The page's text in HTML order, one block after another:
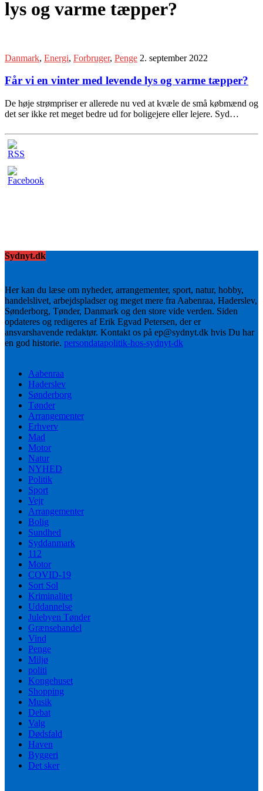
lys og varme tæpper?
Danmark, Energi, Forbruger, Penge 2. september 2022
Får vi en vinter med levende lys og varme tæpper?
De høje strømpriser er allerede nu ved at kvæle de små købmænd og
det ser ikke ret meget bedre ud for boligejere eller lejere. Syd…
Sydnyt.dk
Her kan du læse om nyheder, arrangementer, sport, natur, hobby,
handelslivet, arbejdspladser og meget mere fra Aabenraa, Haderslev,
Sønderborg, Tønder, Danmark og den store vide verden. Siden
opdateres og redigeres af Erik Egvad Petersen, der er
ansvarshavende redaktør. Kontakt os på ep@sydnyt.dk hvis Du har
en god historie. persondatapolitik-hos-sydnyt-dk
Aabenraa
Haderslev
Sønderborg
Tønder
Arrangementer
Erhverv
Mad
Motor
Natur
NYHED
Politik
Sport
Vejr
Arrangementer
Bolig
Sundhed
Syddanmark
112
Motor
COVID-19
Sort Sol
Kriminalitet
Uddannelse
Julebyen Tønder
Grænsehandel
Vind
Penge
Miljø
politi
Kongehuset
Shopping
Musik
Debat
Valg
Dødsfald
Haven
Byggeri
Det sker